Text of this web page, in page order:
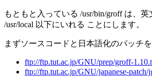
もともと入っている /usr/bin/groff は、
/usr/local 以下にいれる ことにします。
まずソースコードと日本語化のパッチ
ftp://ftp.tut.ac.jp/GNU/prep/groff-
ftp://ftp.tut.ac.jp/GNU/japanese-